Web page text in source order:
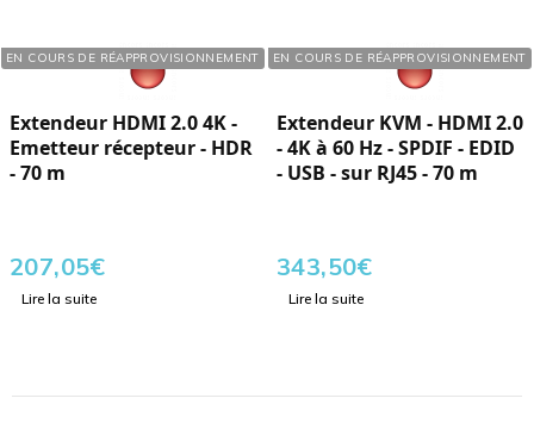
EN COURS DE RÉAPPROVISIONNEMENT
Réf. : 625346
Extendeur HDMI 2.0 4K -
Emetteur récepteur - HDR
- 70 m
207,05€
Lire la suite
EN COURS DE RÉAPPROVISIONNEMENT
Réf. : 524351
Extendeur KVM - HDMI 2.0
- 4K à 60 Hz - SPDIF - EDID
- USB - sur RJ45 - 70 m
343,50€
Lire la suite